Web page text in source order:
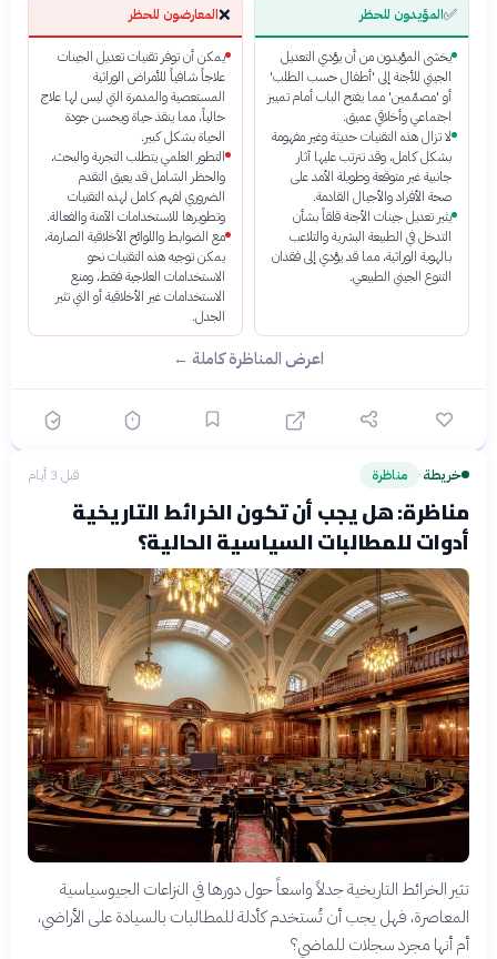
✅المؤيدون للحظر
يخشى المؤيدون من أن يؤدي التعديل
الجيني للأجنة إلى 'أطفال حسب الطلب'
أو 'مصمّمين' مما يفتح الباب أمام تمييز
اجتماعي وأخلاقي عميق.
لا تزال هذه التقنيات حديثة وغير مفهومة
بشكل كامل، وقد تترتب عليها آثار
جانبية غير متوقعة وطويلة الأمد على
صحة الأفراد والأجيال القادمة.
يثير تعديل جينات الأجنة قلقاً بشأن
التدخل في الطبيعة البشرية والتلاعب
بالهوية الوراثية، مما قد يؤدي إلى فقدان
التنوع الجيني الطبيعي.
❌المعارضون للحظر
يمكن أن توفر تقنيات تعديل الجينات
علاجاً شافياً للأمراض الوراثية
المستعصية والمدمرة التي ليس لها علاج
حالياً، مما ينقذ حياة ويحسن جودة
الحياة بشكل كبير.
التطور العلمي يتطلب التجربة والبحث،
والحظر الشامل قد يعيق التقدم
الضروري لفهم كامل لهذه التقنيات
وتطويرها للاستخدامات الآمنة والفعالة.
مع الضوابط واللوائح الأخلاقية الصارمة،
يمكن توجيه هذه التقنيات نحو
الاستخدامات العلاجية فقط، ومنع
الاستخدامات غير الأخلاقية أو التي تثير
الجدل.
اعرض المناظرة كاملة ←
خريطة› مناظرة قبل 3 أيام
مناظرة: هل يجب أن تكون الخرائط التاريخية
أدوات للمطالبات السياسية الحالية؟
تثير الخرائط التاريخية جدلاً واسعاً حول دورها في النزاعات الجيوسياسية
المعاصرة، فهل يجب أن تُستخدم كأدلة للمطالبات بالسيادة على الأراضي،
أم أنها مجرد سجلات للماضي؟